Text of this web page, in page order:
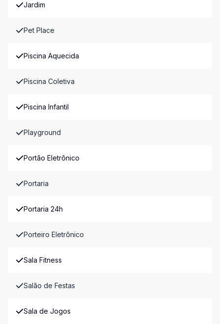
Jardim
Pet Place
Piscina Aquecida
Piscina Coletiva
Piscina Infantil
Playground
Portão Eletrônico
Portaria
Portaria 24h
Porteiro Eletrônico
Sala Fitness
Salão de Festas
Sala de Jogos